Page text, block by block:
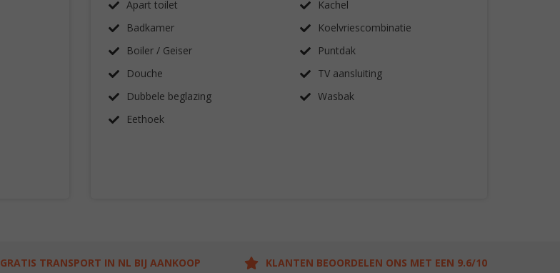
Apart toilet
Badkamer
Boiler / Geiser
Douche
Dubbele beglazing
Eethoek
Kachel
Koelvriescombinatie
Puntdak
TV aansluiting
Wasbak
GRATIS TRANSPORT IN NL BIJ AANKOOP KLANTEN BEOORDELEN ONS MET EEN 9.6/10